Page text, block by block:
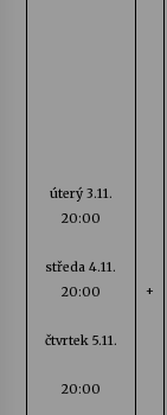
úterý 3.11.
20:00
středa4.11.
20:00
čtvrtek 5.11.
20:00
+